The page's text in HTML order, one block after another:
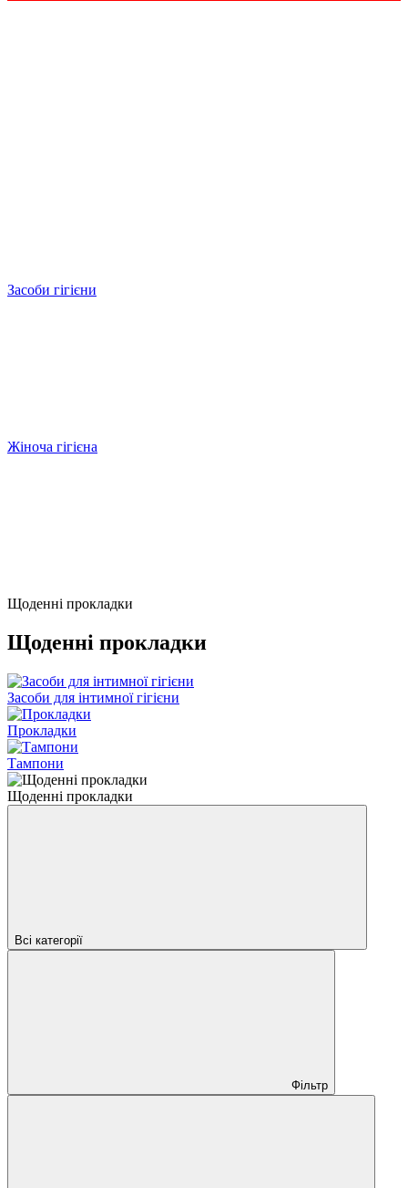
Засоби гігієни
Жіноча гігієна
Щоденні прокладки
Щоденні прокладки
Засоби для інтимної гігієни
Прокладки
Тампони
Щоденні прокладки
Всі категорії
Фільтр